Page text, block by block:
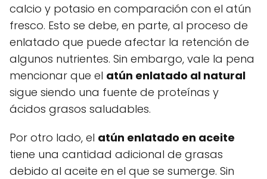
calcio y potasio en comparación con el atún
fresco. Esto se debe, en parte, al proceso de
enlatado que puede afectar la retención de
algunos nutrientes. Sin embargo, vale la pena
mencionar que el atún enlatado al natural
sigue siendo una fuente de proteínas y
ácidos grasos saludables.
Por otro lado, el atún enlatado en aceite
tiene una cantidad adicional de grasas
debido al aceite en el que se sumerge. Sin